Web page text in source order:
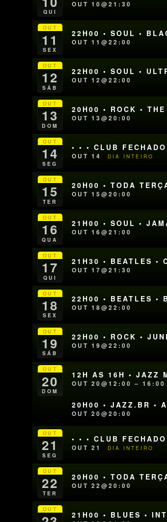
QUI
OUT 10@21:30
OUT
11
SEX
22H00 • SOUL •
OUT 11@22:00
OUT
12
SÁB
22H00 • SOUL •
OUT 12@22:00
OUT
13
DOM
20H00 • ROCK •
OUT 13@20:00
OUT
14
SEG
• • • CLUB
OUT 14 DIA INTEIRO
OUT
15
TER
20H00 • TODA
OUT 15@20:00
OUT
16
QUA
21H00 • SOUL •
OUT 16@21:00
OUT
17
QUI
21H30 • BEATLES •
OUT 17@21:30
OUT
18
SEX
22H00 • BEATLES •
OUT 18@22:00
OUT
19
SÁB
22H00 • ROCK •
OUT 19@22:00
OUT
20
DOM
12H AS 16H • JAZZ
OUT 20@12:00 – 16:00
20H00 • JAZZ.BR •
OUT 20@20:00
OUT
21
SEG
• • • CLUB
OUT 21 DIA INTEIRO
OUT
22
TER
20H00 • TODA
OUT 22@20:00
OUT
21H00 • BLUES •